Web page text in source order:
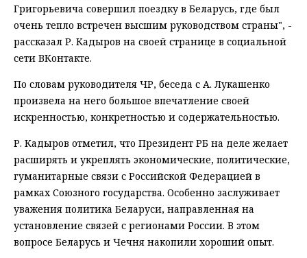
Григорьевича совершил поездку в Беларусь, где был
очень тепло встречен высшим руководством страны", -
рассказал Р. Кадыров на своей странице в социальной
сети ВКонтакте.
По словам руководителя ЧР, беседа с А. Лукашенко
произвела на него большое впечатление своей
искренностью, конкретностью и содержательностью.
Р. Кадыров отметил, что Президент РБ на деле желает
расширять и укреплять экономические, политические,
гуманитарные связи с Российской Федерацией в
рамках Союзного государства. Особенно заслуживает
уважения политика Беларуси, направленная на
установление связей с регионами России. В этом
вопросе Беларусь и Чечня накопили хороший опыт.